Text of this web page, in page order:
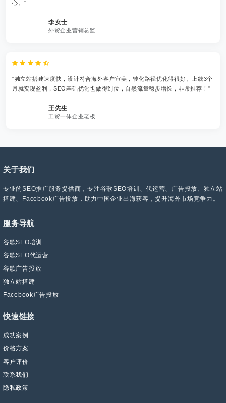
心。"
李女士
外贸企业营销总监
"独立站搭建速度快，设计符合海外客户审美，转化路径优化得很好。上线3个
月就实现盈利，SEO基础优化也做得到位，自然流量稳步增长，非常推荐！"
王先生
工贸一体企业老板
关于我们
专业的SEO推广服务提供商，专注谷歌SEO培训、代运营、广告投放、独立站
搭建、Facebook广告投放，助力中国企业出海获客，提升海外市场竞争力。
服务导航
谷歌SEO培训
谷歌SEO代运营
谷歌广告投放
独立站搭建
Facebook广告投放
快速链接
成功案例
价格方案
客户评价
联系我们
隐私政策